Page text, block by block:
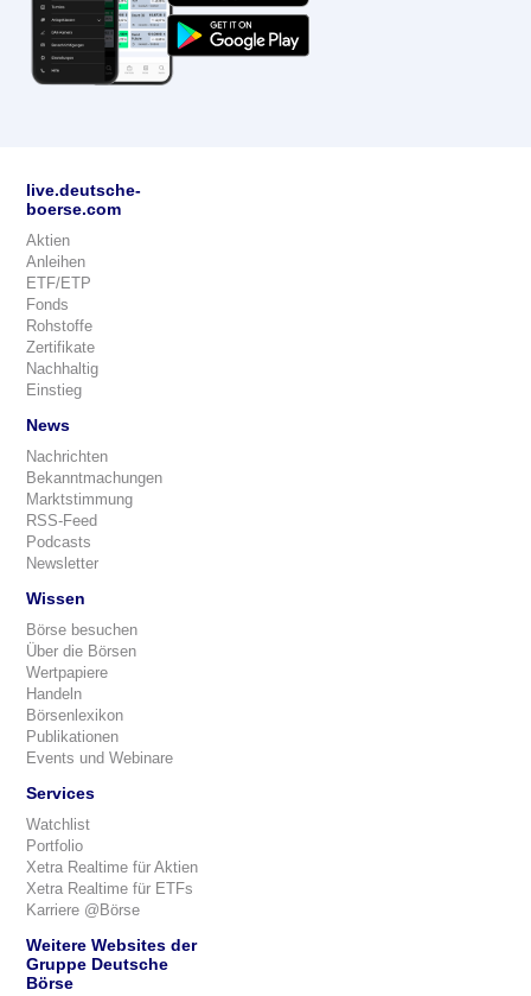
live.deutsche-
boerse.com
Aktien
Anleihen
ETF/ETP
Fonds
Rohstoffe
Zertifikate
Nachhaltig
Einstieg
News
Nachrichten
Bekanntmachungen
Marktstimmung
RSS-Feed
Podcasts
Newsletter
Wissen
Börse besuchen
Über die Börsen
Wertpapiere
Handeln
Börsenlexikon
Publikationen
Events und Webinare
Services
Watchlist
Portfolio
Xetra Realtime für Aktien
Xetra Realtime für ETFs
Karriere @Börse
Weitere Websites der
Gruppe Deutsche
Börse